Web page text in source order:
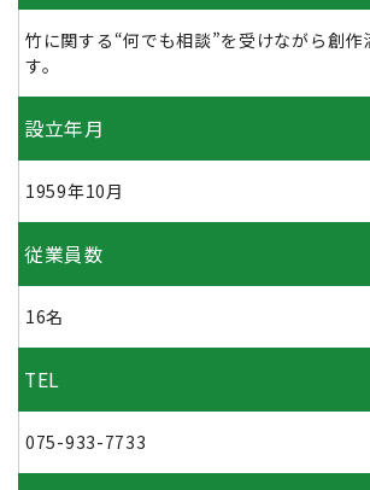
竹に関する“何でも相談”を受けながら創作
す。
設立年月
1959年10月
従業員数
16名
TEL
075-933-7733